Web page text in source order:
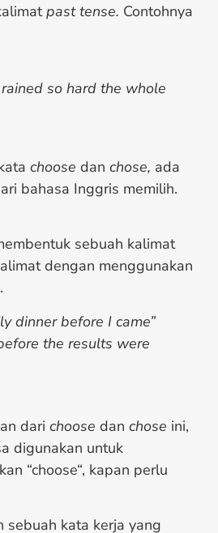
past tense. Contohnya
so hard the whole
choose dan chose, ada
bahasa Inggris memilih.
sebuah kalimat
dengan menggunakan
dinner before I came”
the results were
dari choose dan chose ini,
digunakan untuk
“choose“, kapan perlu
sebuah kata kerja yang